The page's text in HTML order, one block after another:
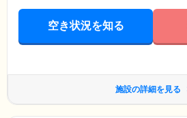
空き状況を知る
施設の詳細を見る